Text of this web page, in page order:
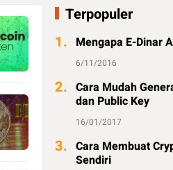
Terpopuler
1. Mengapa E-Dinar
6/11/2016
2. Cara Mudah
dan Public Key
16/01/2017
3. Cara Membuat
Sendiri